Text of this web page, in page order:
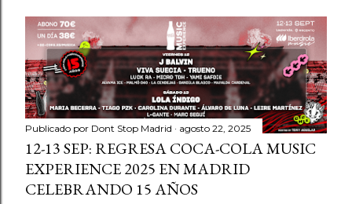
t
r
a
d
a
s
Publicado por Dont Stop Madrid agosto 22, 2025
12-13 SEP: REGRESA COCA-COLA MUSIC
EXPERIENCE 2025 EN MADRID
CELEBRANDO 15 AÑOS